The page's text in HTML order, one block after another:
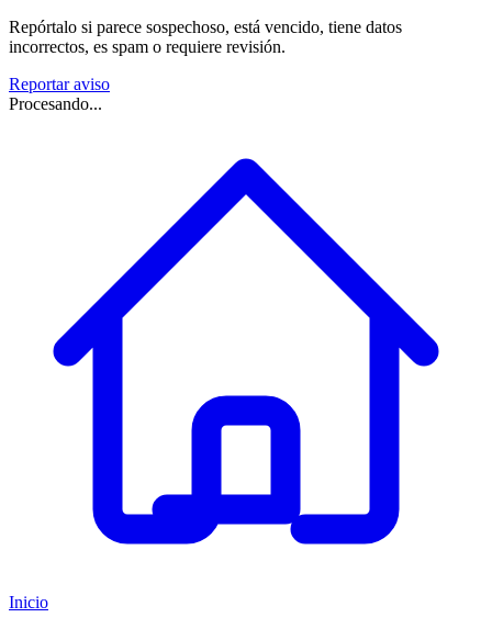
Repórtalo si parece sospechoso, está vencido, tiene datos
incorrectos, es spam o requiere revisión.
Reportar aviso
Procesando...
Inicio